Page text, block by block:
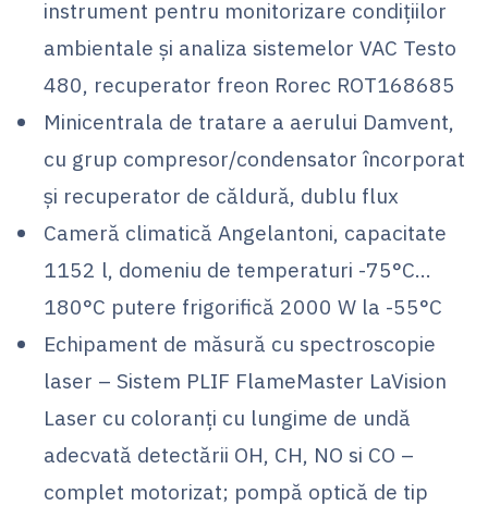
instrument pentru monitorizare condițiilor
ambientale și analiza sistemelor VAC Testo
480, recuperator freon Rorec ROT168685
Minicentrala de tratare a aerului Damvent,
cu grup compresor/condensator încorporat
și recuperator de căldură, dublu flux
Cameră climatică Angelantoni, capacitate
1152 l, domeniu de temperaturi -75°C…
180°C putere frigorifică 2000 W la -55°C
Echipament de măsură cu spectroscopie
laser – Sistem PLIF FlameMaster LaVision
Laser cu coloranți cu lungime de undă
adecvată detectării OH, CH, NO si CO –
complet motorizat; pompă optică de tip